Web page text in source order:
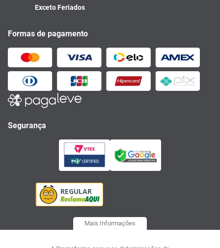
Exceto Feriados
Formas de pagamento
Segurança
Mais Informações